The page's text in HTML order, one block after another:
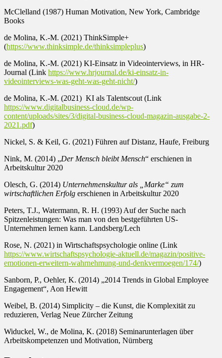
McClelland (1987) Human Motivation, New York, Cambridge
Books
de Molina, K.-M. (2021) ThinkSimple+
(https://www.thinksimple.de/thinksimpleplus)
de Molina, K.-M. (2021) KI-Einsatz in Videointerviews, in HR-
Journal (Link https://www.hrjournal.de/ki-einsatz-in-
videointerviews-was-geht-was-geht-nicht/)
de Molina, K.-M. (2021) KI als Talentscout (Link
https://www.digitalbusiness-cloud.de/wp-
content/uploads/sites/3/digital-business-cloud-magazin-ausgabe-2-
2021.pdf)
Nickel, S. & Keil, G. (2021) Führen auf Distanz, Haufe, Freiburg
Nink, M. (2014) „Der Mensch bleibt Mensch“ erschienen in
Arbeitskultur 2020
Olesch, G. (2014) Unternehmenskultur als „Marke“ zum
wirtschaftlichen Erfolg erschienen in Arbeitskultur 2020
Peters, T.J., Watermann, R. H. (1993) Auf der Suche nach
Spitzenleistungen: Was man von den bestgeführten US-
Unternehmen lernen kann. Landsberg/Lech
Rose, N. (2021) in Wirtschaftspsychologie online (Link
https://www.wirtschaftspsychologie-aktuell.de/magazin/positive-
emotionen-erweitern-wahrnehmung-und-denkvermoegen/174/)
Sanborn, P., Oehler, K. (2014) „2014 Trends in Global Employee
Engagement“, Aon Hewitt
Weibel, B. (2014) Simplicity – die Kunst, die Komplexität zu
reduzieren, Verlag Neue Zürcher Zeitung
Widuckel, W., de Molina, K. (2018) Seminarunterlagen über
Arbeitskompetenzen und Motivation, Nürnberg